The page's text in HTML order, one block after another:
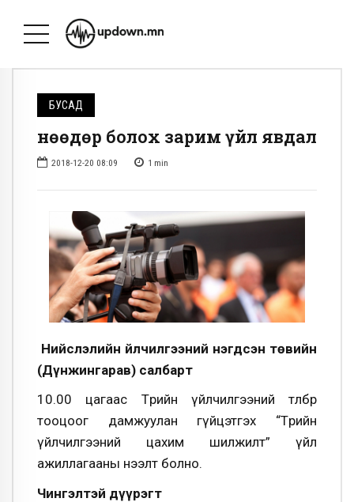
БУСАД
Өнөөдөр болох зарим үйл явдал
2018-12-20 08:09 1 min
Нийслэлийн Үйлчилгээний нэгдсэн төвийн
(Дүнжингарав) салбарт
10.00 цагаас Төрийн үйлчилгээний төлбөр
тооцоог дамжуулан гүйцэтгэх “Төрийн
үйлчилгээний цахим шилжилт” үйл
ажиллагааны нээлт болно.
Чингэлтэй дүүрэгт